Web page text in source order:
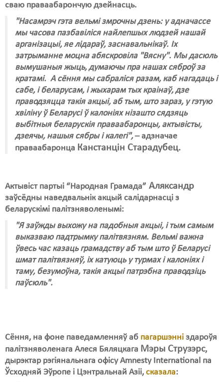
сваю праваабарончую дзейнасць.
"Насамрэч гэта вельмі змрочны дзень: у адначассе
мы часова пазбавіліся найлепшых людзей нашай
арганізацыі, яе лідараў, заснавальнікаў. Іх
затрыманне моцна абяскровіла "Вясну". Мы дасюль
вымушаныя жыць, думаючы пра нашах сяброў за
кратамі. А сёння мы сабраліся разам, каб нагадаць і
сабе, і беларусам, і жыхарам тых краінаў, дзе
праводзяцца такія акцыі, аб тым, што зараз, у гэтую
хвіліну ў Беларусі ў калоніях нізашто сядзяць
выбітныя беларускія праваабаронцы, актывісты,
дзеячы, нашыя сябры і калегі",– адзначае
праваабаронца Канстанцін Старадубец.
Актывіст партыі “Народная Грамада” Аляксандр
заўсёдны наведвальнік акцый салідарнасці з
беларускімі палітзняволенымі:
"Я заўжды выхожу на падобныя акцыі, і тым самым
выказваю падтрымку палітвязням. Вельмі важна
ўвесь час казаць грамадству аб тым што ў Беларусі
шмат палітвязняў, іх катуюць у турмах і калоніях і
таму, безумоўна, такія акцыі патрэбна праводзіць
паўсюль".
Сёння, на фоне паведамленняў аб пагаршэнні здароўя
палітзняволенага Алеся Бяляцкага Мэры Струзэрс,
дырэктар рэгіянальнага офісу Amnesty International па
Ўсходняй Эўропе і Цэнтральнай Азіі, сказала: